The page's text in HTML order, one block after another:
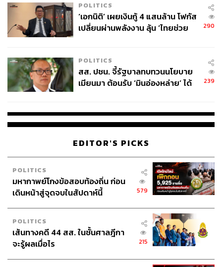
POLITICS
‘เอกนิติ’ เผยเงินกู้ 4 แสนล้าน โฟกัส
เปลี่ยนผ่านพลังงาน ลุ้น ‘ไทยช่วย
290
POLITICS
สส. ปชน. จี้รัฐบาลทบทวนนโยบาย
เมียนมา ต้อนรับ ‘มินอ่องหล่าย’ ได้
239
EDITOR'S PICKS
POLITICS
มหากาพย์โกงข้อสอบท้องถิ่น ก่อน
เดินหน้าสู่จุดจบในสัปดาห์นี้
579
POLITICS
เส้นทางคดี 44 สส. ในชั้นศาลฎีกา
จะรู้ผลเมื่อไร
215